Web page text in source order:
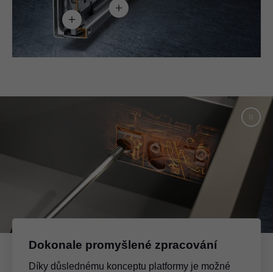
Dokonale promyšlené zpracování
Díky důslednému konceptu platformy je možné